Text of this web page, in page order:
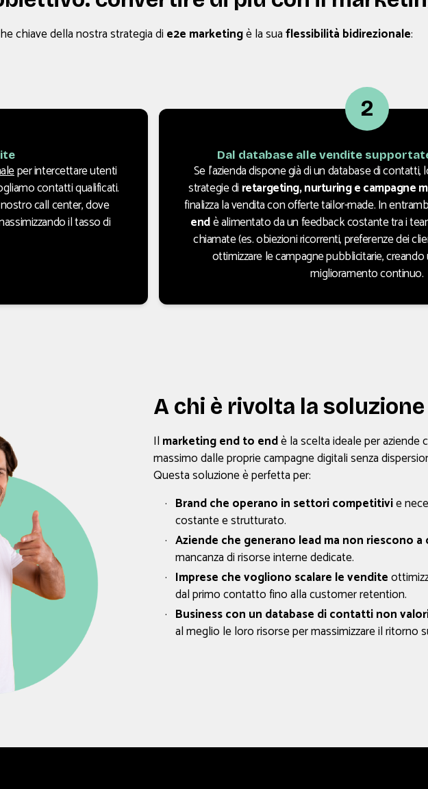
chiave della nostra strategia di e2e marketingè la suaflessibilità bidirezionale:
per intercettare utenti
contatti qualificati.
call center, dove
il tasso di
2
Dal database alle vendite
Se l’azienda dispone già di un database di
strategie di retargeting,nurturinge campagne
finalizza la vendita con offerte tailor-made. In
endè alimentato da un feedback costante tra i
chiamate (es. obiezioni ricorrenti, preferenze dei
ottimizzare le campagne pubblicitarie,
miglioramento continuo.
A chi è rivolta la
Il marketing end to endè la scelta ideale per
massimo dalle proprie campagne digitali senza
Questa soluzione è perfetta per:
Brand che operano in settori competitivie
costante e strutturato.
Aziende che generano lead ma non riescono
mancanza di risorse interne dedicate.
Imprese che vogliono scalare le vendite
dal primo contatto fino alla customer retention.
Business con un database di contatti non
al meglio le loro risorse per massimizzare il ritorno